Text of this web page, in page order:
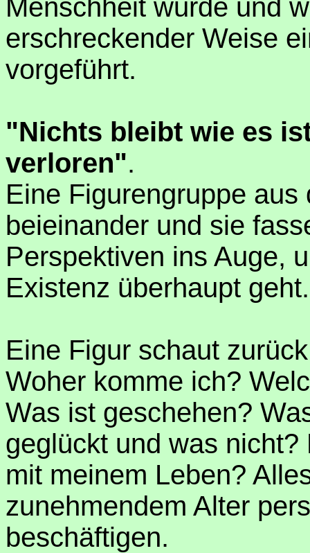
Menschheit wurde und
erschreckender Weise
vorgeführt.
"Nichts bleibt wie es
verloren".
Eine Figurengruppe
beieinander und sie
Perspektiven ins Auge,
Existenz überhaupt geht.
Eine Figur schaut
Woher komme ich?
Was ist geschehen?
geglückt und was
mit meinem Leben?
zunehmendem Alter
beschäftigen.